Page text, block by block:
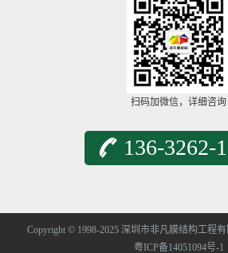
扫码加微信，详细咨询
136-3262-
Copyright © 1998-2025 深圳市非凡膜结构工程有
粤ICP备14051094号-1